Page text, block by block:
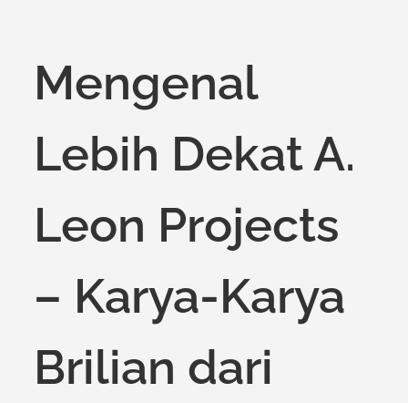
Mengenal
Lebih Dekat A.
Leon Projects
– Karya-Karya
Brilian dari